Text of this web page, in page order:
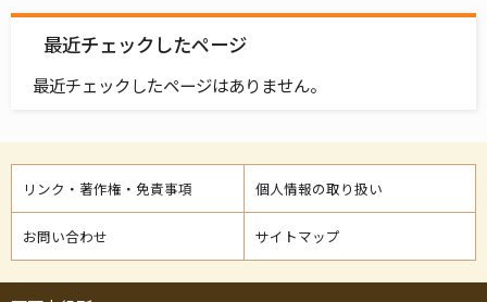
最近チェックしたページ
最近チェックしたページはありません。
リンク・著作権・免責事項 個人情報の取り扱い
お問い合わせ サイトマップ